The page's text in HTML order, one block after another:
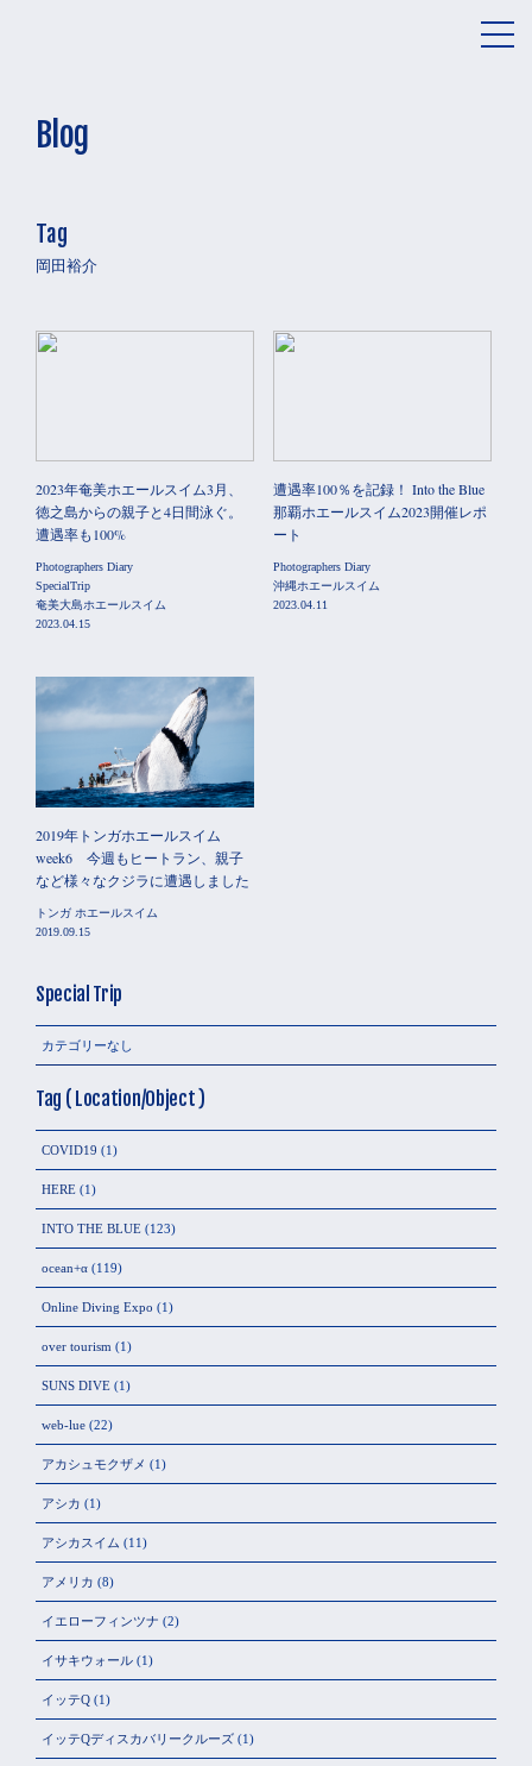
メ
Blog
Tag
岡田裕介
2023年奄美ホエールスイム3月、
徳之島からの親子と4日間泳ぐ。
遭遇率も100%
Photographers Diary
SpecialTrip
奄美大島ホエールスイム
2023.04.15
遭遇率100％を記録！ Into the Blue
那覇ホエールスイム2023開催レポ
ート
Photographers Diary
沖縄ホエールスイム
2023.04.11
2019年トンガホエールスイム
week6 今週もヒートラン、親子
など様々なクジラに遭遇しました
トンガ ホエールスイム
2019.09.15
Special Trip
カテゴリーなし
Tag ( Location/Object )
COVID19 (1)
HERE (1)
INTO THE BLUE (123)
ocean+α (119)
Online Diving Expo (1)
over tourism (1)
SUNS DIVE (1)
web-lue (22)
アカシュモクザメ (1)
アシカ (1)
アシカスイム (11)
アメリカ (8)
イエローフィンツナ (2)
イサキウォール (1)
イッテQ (1)
イッテQディスカバリークルーズ (1)